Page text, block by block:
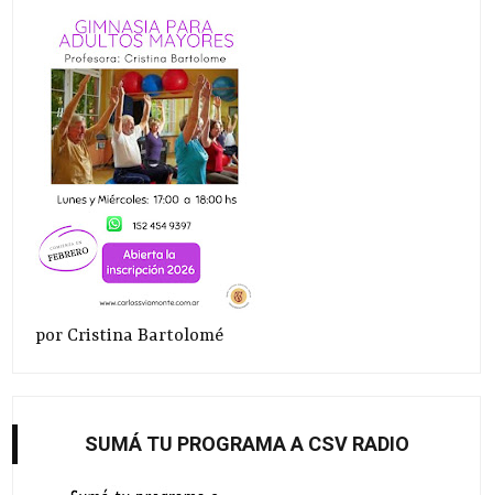
por Cristina Bartolomé
SUMÁ TU PROGRAMA A CSV RADIO